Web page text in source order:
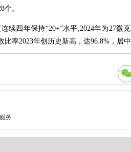
个。
四年保持“20+”水平,2024年为27微
率2023年创历史新高，达96.8%，居中
造生态文明建设高地。